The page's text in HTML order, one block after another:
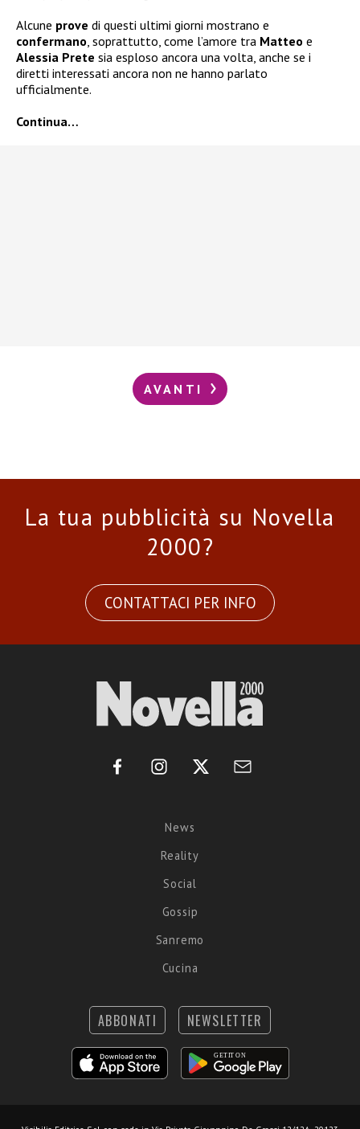
Alcune prove di questi ultimi giorni mostrano e
confermano, soprattutto, come l’amore tra Matteo e
Alessia Prete sia esploso ancora una volta, anche se i
diretti interessati ancora non ne hanno parlato
ufficialmente.
Continua…
AVANTI
La tua pubblicità su Novella
2000?
CONTATTACI PER INFO
News
Reality
Social
Gossip
Sanremo
Cucina
ABBONATI NEWSLETTER